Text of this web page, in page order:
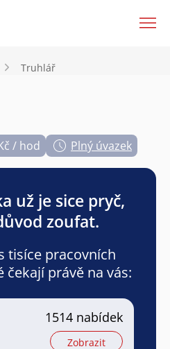
Truhlář
/ hod Plný úvazek
už je sice pryč,
zoufat.
tisíce pracovních
právě na vás:
1514 nabídek
Zobrazit